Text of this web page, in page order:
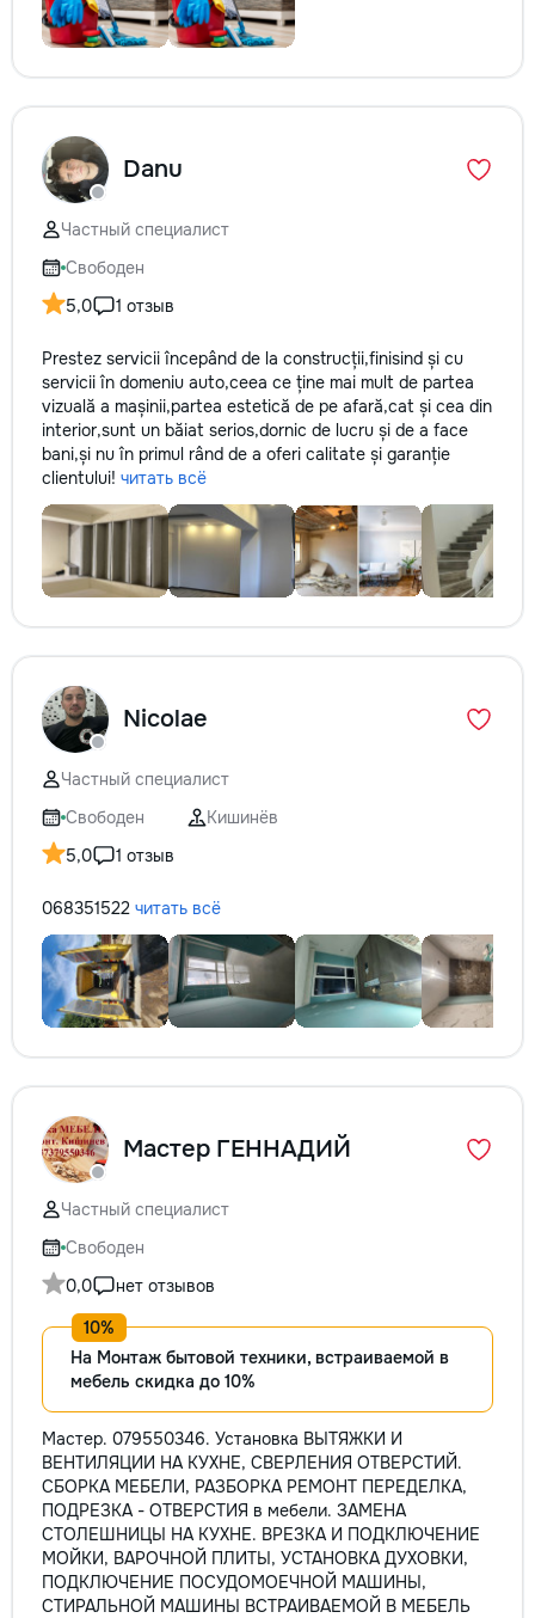
Danu
Частный специалист
Свободен
5,0
1 отзыв
Prestez servicii începând de la construcții,finisind și cu
servicii în domeniu auto,ceea ce ține mai mult de partea
vizuală a mașinii,partea estetică de pe afară,cat și cea din
interior,sunt un băiat serios,dornic de lucru și de a face
bani,și nu în primul rând de a oferi calitate și garanție
clientului! читать всё
Nicolae
Частный специалист
Свободен
Кишинёв
5,0
1 отзыв
068351522 читать всё
Мастер ГЕННАДИЙ
Частный специалист
Свободен
0,0
нет отзывов
На Монтаж бытовой техники, встраиваемой в
мебель скидка до 10%
Мастер. 079550346. Установка ВЫТЯЖКИ И
ВЕНТИЛЯЦИИ НА КУХНЕ, СВЕРЛЕНИЯ ОТВЕРСТИЙ.
СБОРКА МЕБЕЛИ, РАЗБОРКА РЕМОНТ ПЕРЕДЕЛКА,
ПОДРЕЗКА - ОТВЕРСТИЯ в мебели. ЗАМЕНА
СТОЛЕШНИЦЫ НА КУХНЕ. ВРЕЗКА И ПОДКЛЮЧЕНИЕ
МОЙКИ, ВАРОЧНОЙ ПЛИТЫ, УСТАНОВКА ДУХОВКИ,
ПОДКЛЮЧЕНИЕ ПОСУДОМОЕЧНОЙ МАШИНЫ,
СТИРАЛЬНОЙ МАШИНЫ ВСТРАИВАЕМОЙ В МЕБЕЛЬ